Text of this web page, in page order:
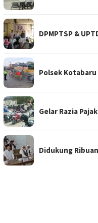
DPMPTSP &
Polsek
Gelar Razia
Didukung